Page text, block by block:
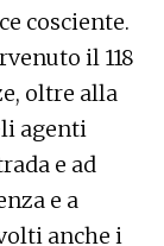
cosciente.
il 118
oltre alla
agenti
e ad
e a
anche i